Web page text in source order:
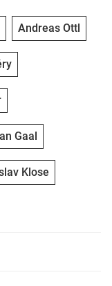
Andreas Ottl
Gaal
Klose